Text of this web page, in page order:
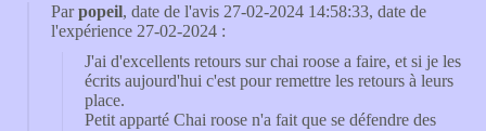
Parpopeil, date de l'avis 27-02-2024 14:58:33, date de
l'expérience 27-02-2024 :
J'ai d'excellents retours sur chai roose a faire, et si je les
écrits aujourd'hui c'est pour remettre les retours à leurs
place.
Petit apparté Chai roose n'a fait que se défendre des